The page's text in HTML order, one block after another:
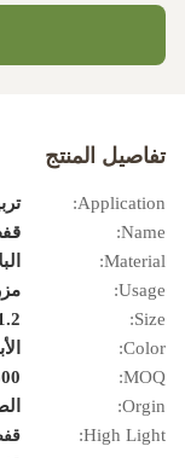
تفاصيل المنتج
Application:
Name:
Material:
Usage:
Size:
11.2 سم *
Color:
MOQ:
Orgin:
High Light: